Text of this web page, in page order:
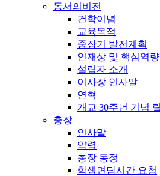
동서의비전
건학이념
교육목적
중장기 발전계획
인재상 및 핵심역량
설립자 소개
이사장 인사말
연혁
개교 30주년 기념
총장
인사말
약력
총장 동정
학생면담시간 요청